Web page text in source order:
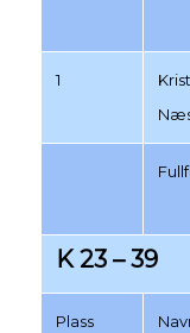
1
K 23 – 39
Plass